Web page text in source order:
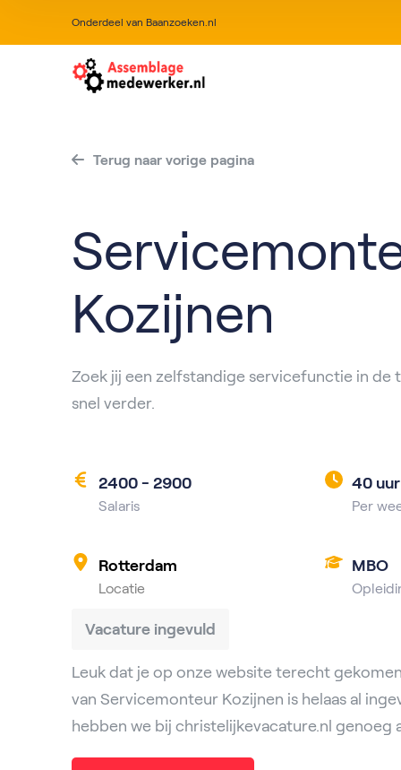
Onderdeel van Baanzoeken.nl
Terug naar vorige pagina
Kozijnen
Zoek jij een zelfstandige servicefunctie in de
snel verder.
2400 - 2900
Salaris
40 uur
Per
Rotterdam
Locatie
MBO
Vacature ingevuld
Leuk dat je op onze website terecht
van Servicemonteur Kozijnen is helaas al
hebben we bij christelijkevacature.nl genoeg